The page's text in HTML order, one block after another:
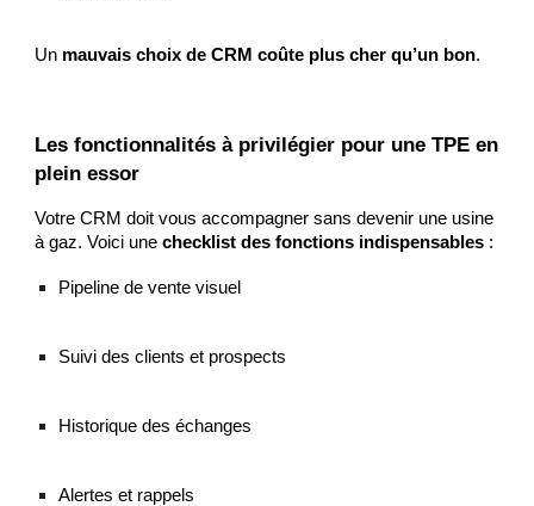
Un mauvais choix de CRM coûte plus cher qu’un bon.
Les fonctionnalités à privilégier pour une TPE en
plein essor
Votre CRM doit vous accompagner sans devenir une usine
à gaz. Voici unechecklist des fonctions indispensables :
Pipeline de vente visuel
Suivi des clients et prospects
Historique des échanges
Alertes et rappels